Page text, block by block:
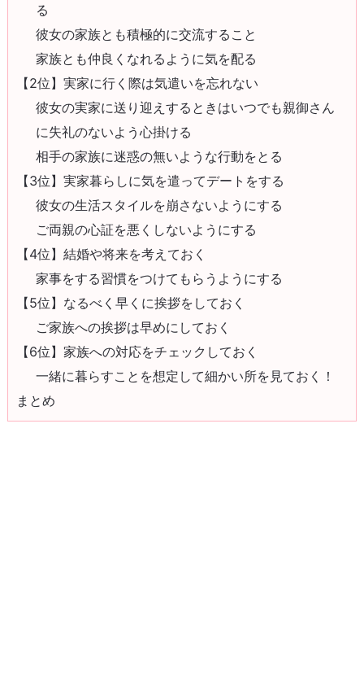
る
彼女の家族とも積極的に交流すること
家族とも仲良くなれるように気を配る
【2位】実家に行く際は気遣いを忘れない
彼女の実家に送り迎えするときはいつでも親御さん
に失礼のないよう心掛ける
相手の家族に迷惑の無いような行動をとる
【3位】実家暮らしに気を遣ってデートをする
彼女の生活スタイルを崩さないようにする
ご両親の心証を悪くしないようにする
【4位】結婚や将来を考えておく
家事をする習慣をつけてもらうようにする
【5位】なるべく早くに挨拶をしておく
ご家族への挨拶は早めにしておく
【6位】家族への対応をチェックしておく
一緒に暮らすことを想定して細かい所を見ておく！
まとめ